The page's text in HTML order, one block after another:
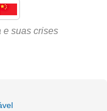
e suas crises